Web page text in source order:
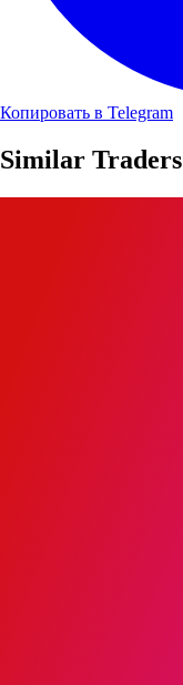
Копировать в Telegram
Similar Traders